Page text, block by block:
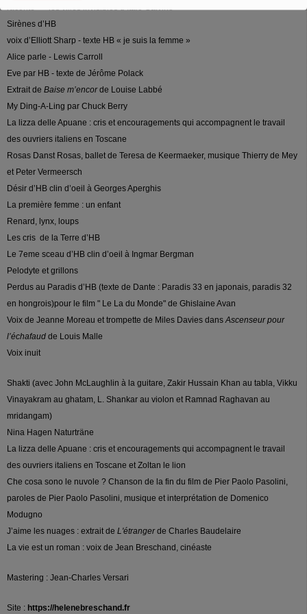
Sirènes d’HB
voix d’Elliott Sharp - texte HB « je suis la femme »
Alice parle - Lewis Carroll
Eve par HB - texte de Jérôme Polack
Extrait de Baise m’encorde Louise Labbé
My Ding-A-Ling par Chuck Berry
La lizza delle Apuane : cris et encouragements qui accompagnent le travail
des ouvriers italiens en Toscane
Rosas Danst Rosas, ballet de Teresa de Keermaeker, musique Thierry de Mey
et Peter Vermeersch
Désir d’HB clin d’oeil à Georges Aperghis
La première femme : un enfant
Renard, lynx, loups
Les cris de la Terre d’HB
Le 7eme sceau d’HB clin d’oeil à Ingmar Bergman
Pelodyte et grillons
Perdus au Paradis d’HB (texte de Dante : Paradis 33 en japonais, paradis 32
en hongrois)pour le film " Le La du Monde" de Ghislaine Avan
Voix de Jeanne Moreau et trompette de Miles Davies dans Ascenseur pour
l’échafaud de Louis Malle
Voix inuit
Shakti (avec John McLaughlin à la guitare, Zakir Hussain Khan au tabla, Vikku
Vinayakram au ghatam, L. Shankar au violon et Ramnad Raghavan au
mridangam)
Nina Hagen Naturträne
La lizza delle Apuane : cris et encouragements qui accompagnent le travail
des ouvriers italiens en Toscane et Zoltan le lion
Che cosa sono le nuvole ? Chanson de la fin du film de Pier Paolo Pasolini,
paroles de Pier Paolo Pasolini, musique et interprétation de Domenico
Modugno
J’aime les nuages : extrait de L'étranger de Charles Baudelaire
La vie est un roman : voix de Jean Breschand, cinéaste
Mastering : Jean-Charles Versari
Site : https://helenebreschand.fr